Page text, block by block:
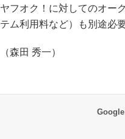
ヤフオク！に対してのオー
テム利用料など）も別途必要
（森田 秀一）
Google